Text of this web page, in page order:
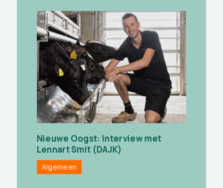
Nieuwe Oogst: Interview met
Lennart Smit (DAJK)
Algemeen